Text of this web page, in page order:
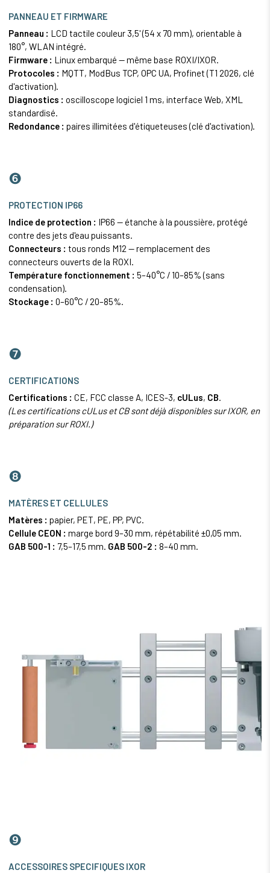
PANNEAU ET FIRMWARE
Panneau : LCD tactile couleur 3,5' (54 x 70 mm), orientable à
180°, WLAN intégré.
Firmware : Linux embarqué — même base ROXI/IXOR.
Protocoles : MQTT, ModBus TCP, OPC UA, Profinet (T1 2026, clé
d'activation).
Diagnostics : oscilloscope logiciel 1 ms, interface Web, XML
standardisé.
Redondance : paires illimitées d'étiqueteuses (clé d'activation).
❻
PROTECTION IP66
Indice de protection : IP66 — étanche à la poussière, protégé
contre des jets d'eau puissants.
Connecteurs : tous ronds M12 — remplacement des
connecteurs ouverts de la ROXI.
Température fonctionnement : 5–40°C / 10–85% (sans
condensation).
Stockage : 0–60°C / 20–85%.
❼
CERTIFICATIONS
Certifications : CE, FCC classe A, ICES-3, cULus, CB.
(Les certifications cULus et CB sont déjà disponibles sur IXOR, en
préparation sur ROXI.)
❽
MATÈRES ET CELLULES
Matères : papier, PET, PE, PP, PVC.
Cellule CEON : marge bord 9–30 mm, répétabilité ±0,05 mm.
GAB 500-1 : 7,5–17,5 mm. GAB 500-2 : 8–40 mm.
❾
ACCESSOIRES SPECIFIQUES IXOR